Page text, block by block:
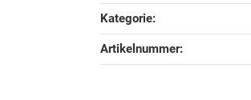
Kategorie:
Artikelnummer: